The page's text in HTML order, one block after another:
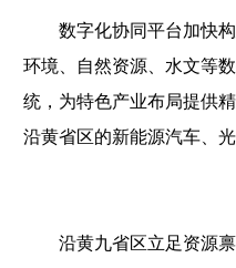
数字化协同平台加快构
环境、自然资源、水文等
统，为特色产业布局提供
沿黄省区的新能源汽车、
沿黄九省区立足资源禀